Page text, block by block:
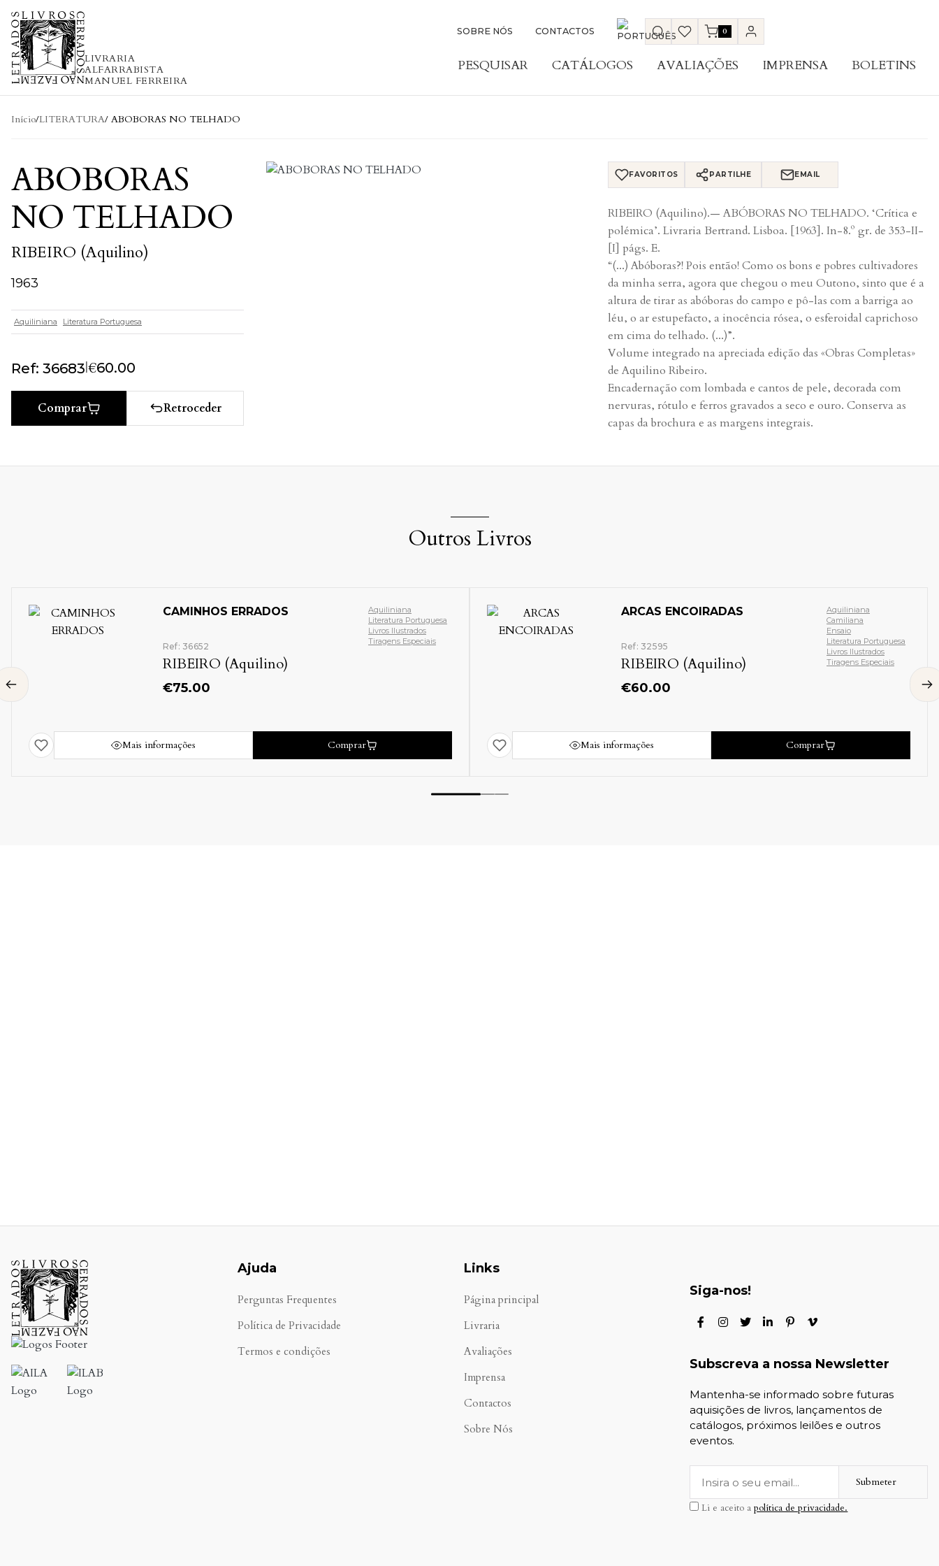
Skip to content
LIVRARIA
ALFARRABISTA
MANUEL FERREIRA
SOBRE NÓS CONTACTOS 0
PESQUISAR CATÁLOGOS AVALIAÇÕES IMPRENSA BOLETINS
Início/LITERATURA/ ABOBORAS NO TELHADO
ABOBORAS
NO TELHADO
RIBEIRO (Aquilino)
1963
Aquiliniana Literatura Portuguesa
Ref: 36683|€60.00
Comprar Retroceder
FAVORITOS PARTILHE EMAIL
RIBEIRO (Aquilino).— ABÓBORAS NO TELHADO. ‘Crítica e
polémica’. Livraria Bertrand. Lisboa. [1963]. In-8.º gr. de 353-II-
[I] págs. E.
“(...) Abóboras?! Pois então! Como os bons e pobres cultivadores
da minha serra, agora que chegou o meu Outono, sinto que é a
altura de tirar as abóboras do campo e pô-las com a barriga ao
léu, o ar estupefacto, a inocência rósea, o esferoidal caprichoso
em cima do telhado. (...)”.
Volume integrado na apreciada edição das «Obras Completas»
de Aquilino Ribeiro.
Encadernação com lombada e cantos de pele, decorada com
nervuras, rótulo e ferros gravados a seco e ouro. Conserva as
capas da brochura e as margens integrais.
Outros Livros
CAMINHOS ERRADOS
Ref: 36652
RIBEIRO (Aquilino)
€75.00
Aquiliniana
Literatura Portuguesa
Livros Ilustrados
Tiragens Especiais
Mais informações Comprar
ARCAS ENCOIRADAS
Ref: 32595
RIBEIRO (Aquilino)
€60.00
Aquiliniana
Camiliana
Ensaio
Literatura Portuguesa
Livros Ilustrados
Tiragens Especiais
Mais informações Comprar
Ajuda
Perguntas Frequentes
Política de Privacidade
Termos e condições
Links
Página principal
Livraria
Avaliações
Imprensa
Contactos
Sobre Nós
Siga-nos!
Subscreva a nossa Newsletter
Mantenha-se informado sobre futuras
aquisições de livros, lançamentos de
catálogos, próximos leilões e outros
eventos.
Submeter
Li e aceito apolítica de privacidade.